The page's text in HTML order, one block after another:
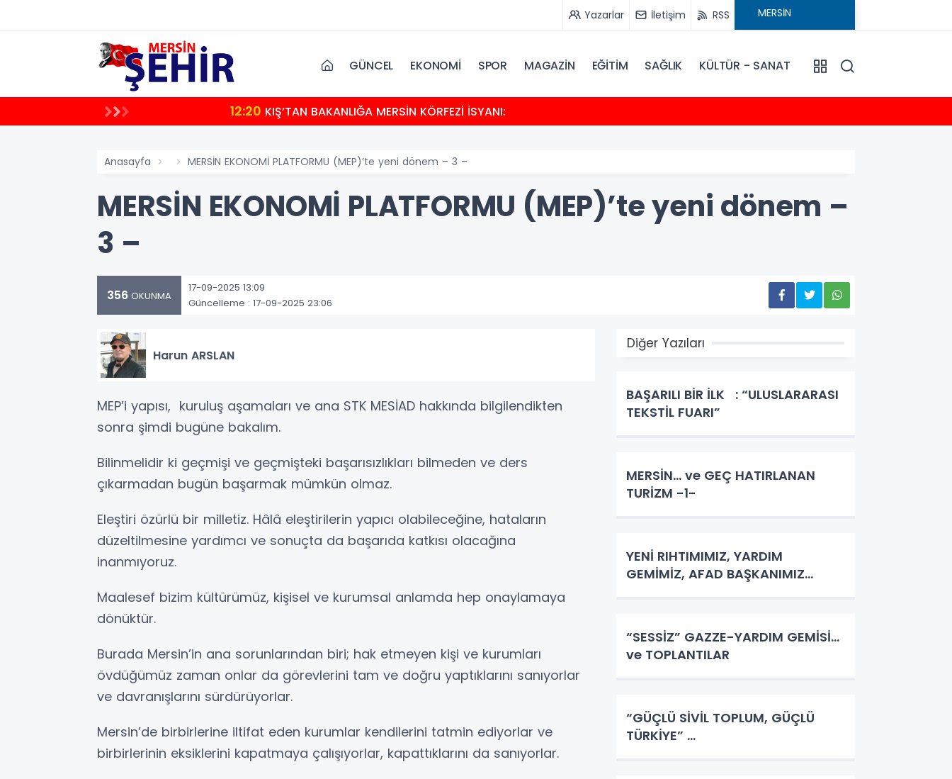
Yazarlar İletişim RSS
GÜNCEL EKONOMİ SPOR MAGAZİN EĞİTİM SAĞLIK KÜLTÜR - SANAT
12:20 KIŞ’TAN BAKANLIĞA MERSİN KÖRFEZİ İSYANI:
Anasayfa MERSİN EKONOMİ PLATFORMU (MEP)’te yeni dönem – 3 –
MERSİN EKONOMİ PLATFORMU (MEP)’te yeni dönem –
3 –
356 OKUNMA
17-09-2025 13:09
Güncelleme : 17-09-2025 23:06
Harun ARSLAN
MEP’i yapısı, kuruluş aşamaları ve ana STK MESİAD hakkında bilgilendikten
sonra şimdi bugüne bakalım.
Bilinmelidir ki geçmişi ve geçmişteki başarısızlıkları bilmeden ve ders
çıkarmadan bugün başarmak mümkün olmaz.
Eleştiri özürlü bir milletiz. Hâlâ eleştirilerin yapıcı olabileceğine, hataların
düzeltilmesine yardımcı ve sonuçta da başarıda katkısı olacağına
inanmıyoruz.
Maalesef bizim kültürümüz, kişisel ve kurumsal anlamda hep onaylamaya
dönüktür.
Burada Mersin’in ana sorunlarından biri; hak etmeyen kişi ve kurumları
övdüğümüz zaman onlar da görevlerini tam ve doğru yaptıklarını sanıyorlar
ve davranışlarını sürdürüyorlar.
Mersin’de birbirlerine iltifat eden kurumlar kendilerini tatmin ediyorlar ve
birbirlerinin eksiklerini kapatmaya çalışıyorlar, kapattıklarını da sanıyorlar.
Diğer Yazıları
BAŞARILI BİR İLK : “ULUSLARARASI
TEKSTİL FUARI”
MERSİN… ve GEÇ HATIRLANAN
TURİZM -1-
YENİ RIHTIMIMIZ, YARDIM
GEMİMİZ, AFAD BAŞKANIMIZ…
“SESSİZ” GAZZE-YARDIM GEMİSİ…
ve TOPLANTILAR
“GÜÇLÜ SİVİL TOPLUM, GÜÇLÜ
TÜRKİYE” …